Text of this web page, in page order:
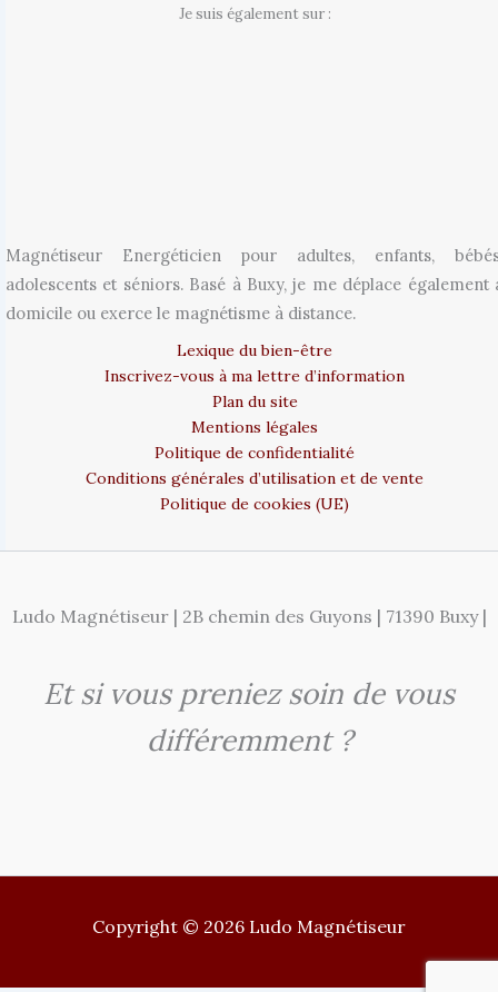
Je suis également sur :
Magnétiseur Energéticien pour adultes, enfants,
adolescents et séniors. Basé à Buxy, je me déplace également
domicile ou exerce le magnétisme à distance.
Lexique du bien-être
Inscrivez-vous à ma lettre d’information
Plan du site
Mentions légales
Politique de confidentialité
Conditions générales d’utilisation et de vente
Politique de cookies (UE)
Ludo Magnétiseur | 2B chemin des Guyons | 71390 Buxy |
Et si vous preniez soin de vous
différemment ?
Copyright © 2026 Ludo Magnétiseur